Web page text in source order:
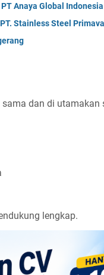
Anaya Global
Stainless Steel
dan di
lengkap.